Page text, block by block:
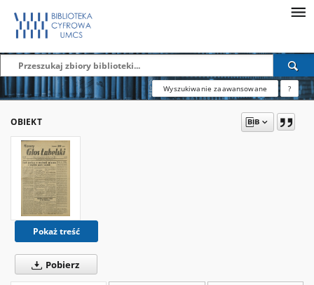
Wyszukiwanie zaawansowane ?
OBIEKT
Pokaż treść
Pobierz